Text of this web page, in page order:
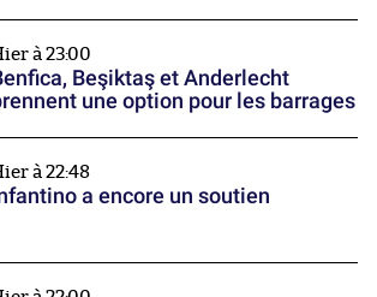
à 23:00
Beşiktaş et Anderlecht
une option pour les barrages
à 22:48
a encore un soutien